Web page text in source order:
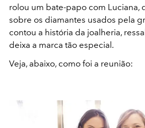
rolou um bate-papo com Luciana,
sobre os diamantes usados pela
contou a história da joalheria,
deixa a marca tão especial.
Veja, abaixo, como foi a reunião: